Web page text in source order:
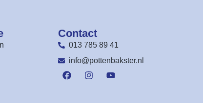
Contact
013 785 89 41
info@pottenbakster.nl